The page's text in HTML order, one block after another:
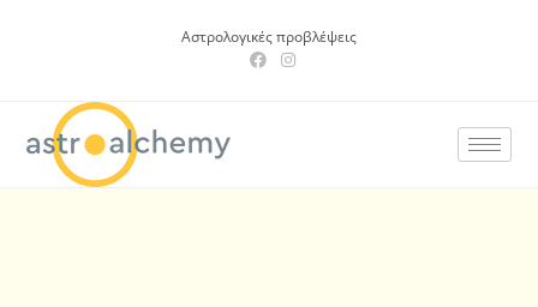
Αστρολογικές προβλέψεις